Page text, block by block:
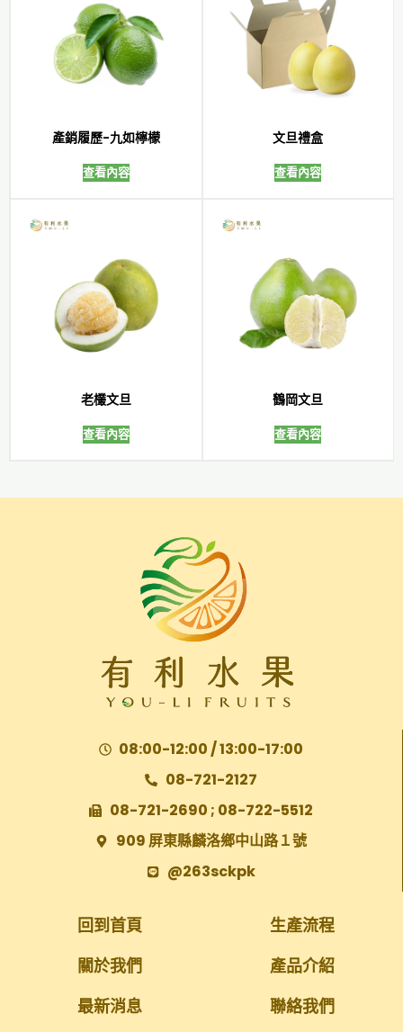
產銷履歷-九如檸檬
查看內容
文旦禮盒
查看內容
老欉文旦
查看內容
鶴岡文旦
查看內容
08:00-12:00 / 13:00-17:00
08-721-2127
08-721-2690 ; 08-722-5512
909 屏東縣麟洛鄉中山路１號
@263sckpk
回到首頁
關於我們
最新消息
生產流程
產品介紹
聯絡我們